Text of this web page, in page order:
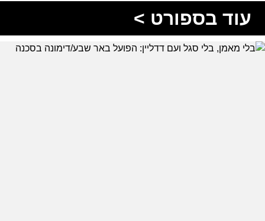
עוד בספורט >